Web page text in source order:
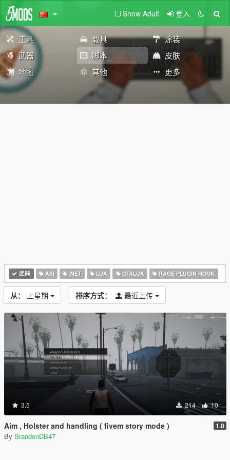
Show Adult 登入
工具 载具
涂装
武器
脚本
皮肤
地图
其他 更多
武器 ASI .NET LUA GTALUA RAGE PLUGIN HOOK
从： 上星期 排序方式： 最近上传
3.5 214 10
Aim , Holster and handling ( fivem story mode ) 1.0
By BrandonDB47